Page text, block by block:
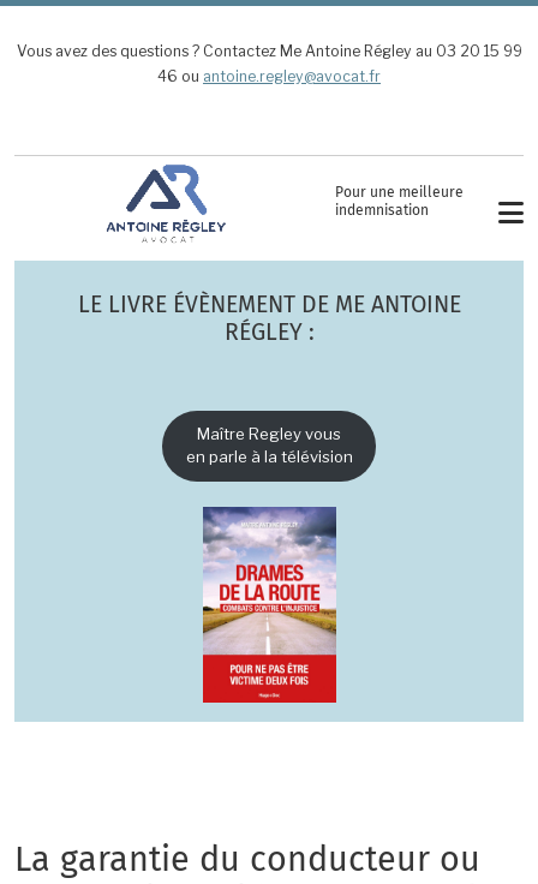
Aller au contenu principal
Vous avez des questions ? Contactez Me Antoine Régley au 03 20 15 99
46 ou antoine.regley@avocat.fr
Pour une meilleure
indemnisation
LE LIVRE ÉVÈNEMENT DE ME ANTOINE
RÉGLEY :
Maître Regley vous
en parle à la télévision
La garantie du conducteur ou